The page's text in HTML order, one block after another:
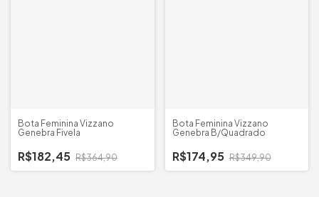
Bota Feminina Vizzano
Genebra Fivela
R$182,45 R$364,90
Bota Feminina Vizzano
Genebra B/Quadrado
R$174,95 R$349,90